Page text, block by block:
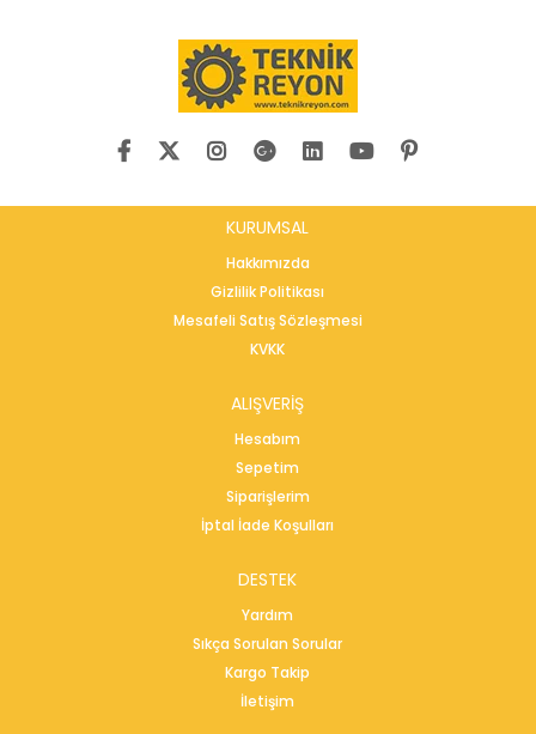
KURUMSAL
Hakkımızda
Gizlilik Politikası
Mesafeli Satış Sözleşmesi
KVKK
ALIŞVERİŞ
Hesabım
Sepetim
Siparişlerim
İptal İade Koşulları
DESTEK
Yardım
Sıkça Sorulan Sorular
Kargo Takip
İletişim